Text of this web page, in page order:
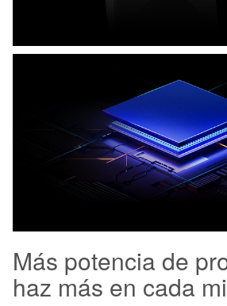
Más potencia de
haz más en cada